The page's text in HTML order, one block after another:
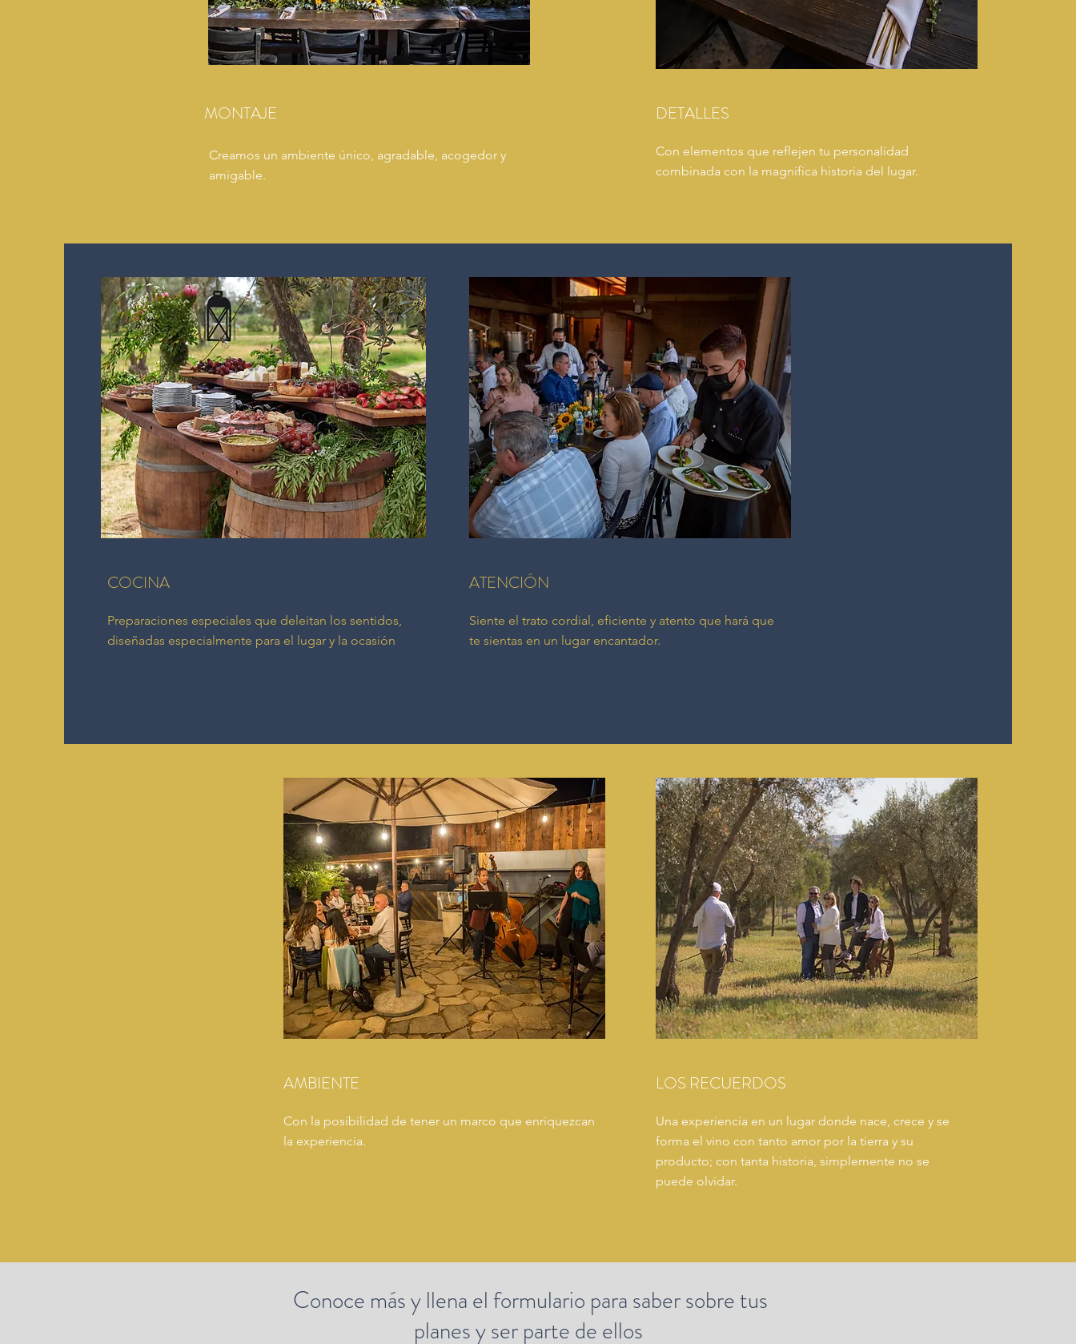
MONTAJE
Creamos un ambiente único, agradable, acogedor y
amigable.
DETALLES
Con elementos que reflejen tu personalidad
combinada con la magnífica historia del lugar.
COCINA
Preparaciones especiales que deleitan los sentidos,
diseñadas especialmente para el lugar y la ocasión
ATENCIÓN
Siente el trato cordial, eficiente y atento que hará que
te sientas en un lugar encantador.
AMBIENTE
Con la posibilidad de tener un marco que enriquezcan
la experiencia.
LOS RECUERDOS
Una experiencia en un lugar donde nace, crece y se
forma el vino con tanto amor por la tierra y su
producto; con tanta historia, simplemente no se
puede olvidar.
Conoce más y llena el formulario para saber sobre tus
planes y ser parte de ellos